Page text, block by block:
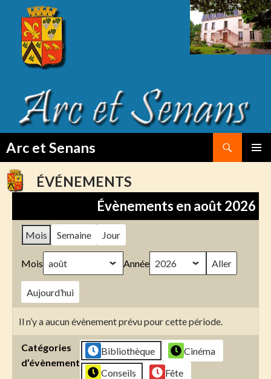
Arc et Senans
TO
CONTENTÉVÉNEMENTS
Évènements en août 2026
Mois Semaine Jour
Mois Année
Aujourd’hui
Il n’y a aucun évènement prévu pour cette période.
Catégories
d’évènement
Bibliothèque
Cinéma
Conseils
Fête